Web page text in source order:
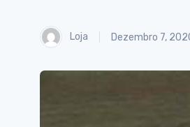
Loja Dezembro 7,